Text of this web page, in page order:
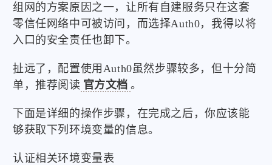
组网的方案原因之一，让所有自建服务只在这套
零信任网络中可被访问，而选择Auth0，我得以将
入口的安全责任也卸下。
扯远了，配置使用Auth0虽然步骤较多，但十分简
单，推荐阅读 官方文档 。
下面是详细的操作步骤，在完成之后，你应该能
够获取下列环境变量的信息。
认证相关环境变量表